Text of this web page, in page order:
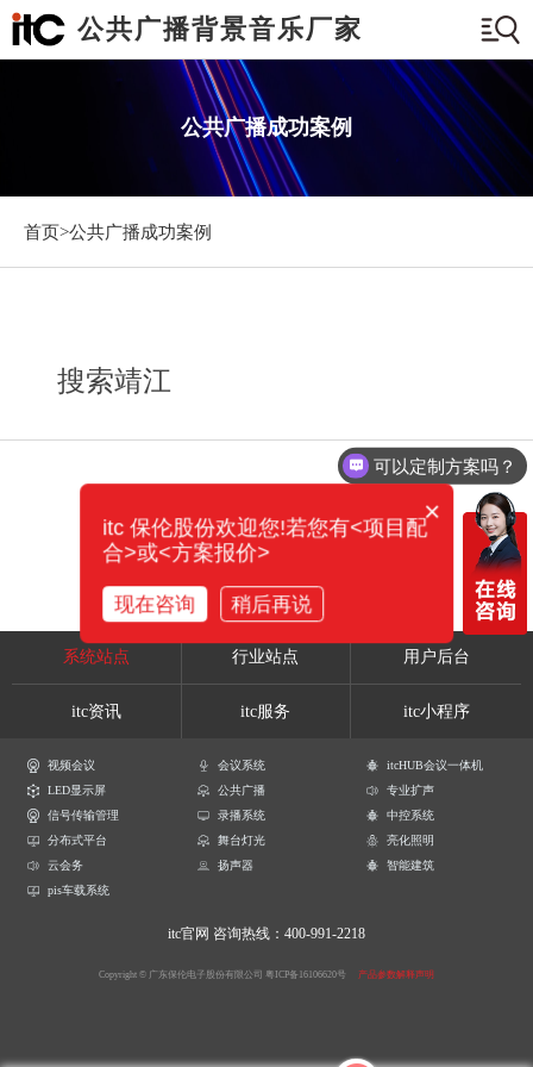
公共广播背景音乐厂家
公共广播成功案例
首页>公共广播成功案例
搜索靖江
系统站点 行业站点 用户后台
itc资讯 itc服务 itc小程序
视频会议 会议系统
itcHUB会议一体机
LED显示屏
公共广播
专业扩声
信号传输管理
录播系统
中控系统
分布式平台
舞台灯光
亮化照明
云会务
扬声器
智能建筑
pis车载系统
itc官网 咨询热线：400-991-2218
Copyright © 广东保伦电子股份有限公司 粤ICP备16106620号 产品参数解释声明
可以定制方案吗？
×
itc 保伦股份欢迎您!若您有<项目配
合>或<方案报价>
现在咨询 稍后再说